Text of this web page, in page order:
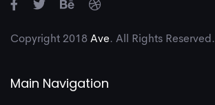
Copyright 2018 Ave. All Rights Reserved.
Main Navigation